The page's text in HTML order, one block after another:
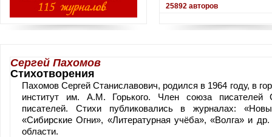
25892 авторов
Сергей Пахомов
Стихотворения
Пахомов Сергей Станиславович, родился в 1964 году, в
институт им. А.М. Горького. Член союза писателей
писателей. Стихи публиковались в журналах:
«Сибирские Огни», «Литературная учёба», «Волга» и
области.